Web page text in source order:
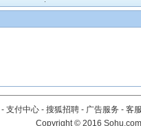
- 支付中心 - 搜狐招聘 - 广告服务 - 客
Copyright©2016